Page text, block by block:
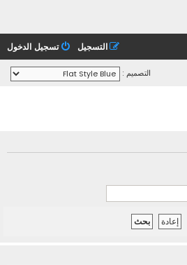
تسجيل الدخول التسجيل
التصميم :